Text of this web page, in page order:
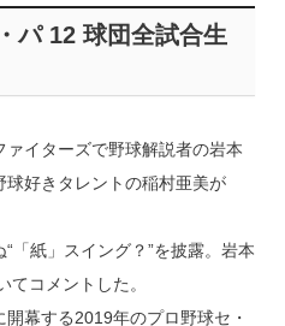
パ 12 球団全試合⽣
イターズで野球解説者の岩本
球好きタレントの稲村亜美が
「紙」スイング？”を披露。岩本
コメントした。
幕する2019年のプロ野球セ・